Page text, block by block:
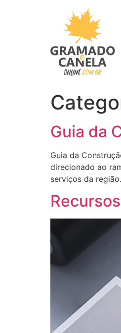
Guia da
Guia da
direcionado ao
serviços da